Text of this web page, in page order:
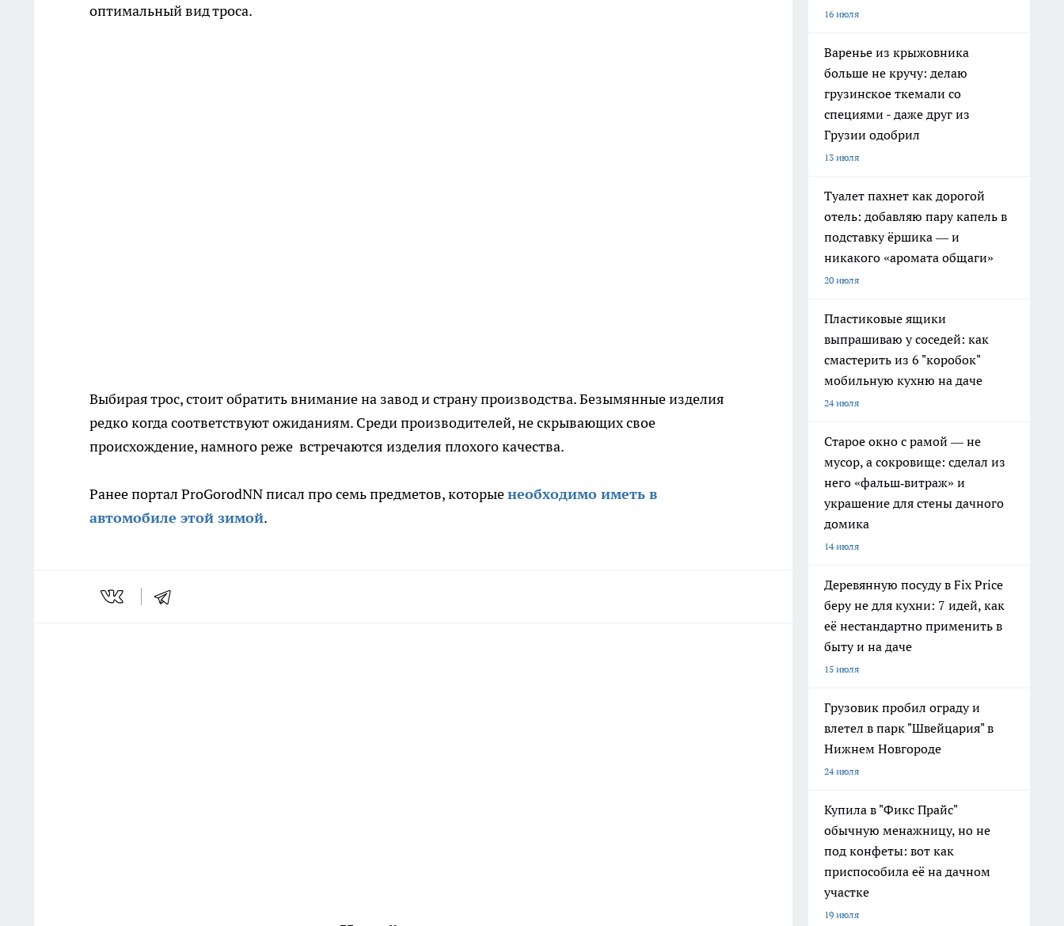
оптимальный вид троса.
Выбирая трос, стоит обратить внимание на завод и страну производства. Безымянные изделия
редко когда соответствуют ожиданиям. Среди производителей, не скрывающих свое
происхождение, намного реже встречаются изделия плохого качества.
Ранее портал ProGorodNN писал про семь предметов, которыенеобходимо иметь в
автомобиле этой зимой.
16 июля
Варенье из крыжовника
больше не кручу: делаю
грузинское ткемали со
специями - даже друг из
Грузии одобрил
13 июля
Туалет пахнет как дорогой
отель: добавляю пару капель в
подставку ёршика — и
никакого «аромата общаги»
20 июля
Пластиковые ящики
выпрашиваю у соседей: как
смастерить из 6 "коробок"
мобильную кухню на даче
24 июля
Старое окно с рамой — не
мусор, а сокровище: сделал из
него «фальш‑витраж» и
украшение для стены дачного
домика
14 июля
Деревянную посуду в Fix Price
беру не для кухни: 7 идей, как
её нестандартно применить в
быту и на даче
15 июля
Грузовик пробил ограду и
влетел в парк "Швейцария" в
Нижнем Новгороде
24 июля
Купила в "Фикс Прайс"
обычную менажницу, но не
под конфеты: вот как
приспособила её на дачном
участке
19 июля